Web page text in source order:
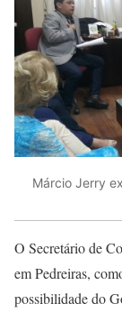
Márcio Jerry
O Secretário de
em Pedreiras,
possibilidade do